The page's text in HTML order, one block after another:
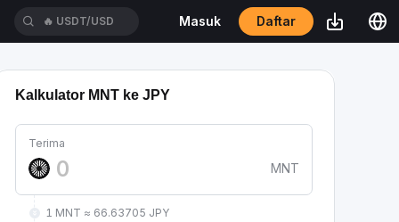
🔥 USDT/USD Masuk Daftar
Kalkulator MNT ke JPY
Terima
MNT
1 MNT ≈ 66.63705 JPY